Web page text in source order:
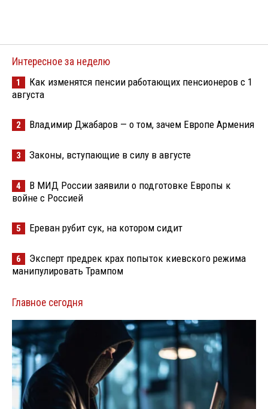
Интересное за неделю
1
Как изменятся пенсии работающих пенсионеров с 1
августа
2 Владимир Джабаров — о том, зачем Европе Армения
3 Законы, вступающие в силу в августе
4
В МИД России заявили о подготовке Европы к
войне с Россией
5 Ереван рубит сук, на котором сидит
6
Эксперт предрек крах попыток киевского режима
манипулировать Трампом
Главное сегодня